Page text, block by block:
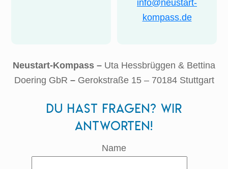
info@neustart-
kompass.de
Neustart-Kompass – Uta Hessbrüggen & Bettina
Doering GbR – Gerokstraße 15 – 70184 Stuttgart
Du hast Fragen? Wir
antworten!
Name